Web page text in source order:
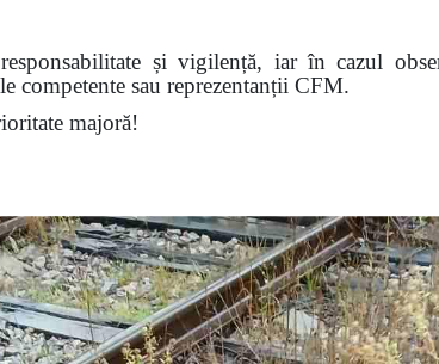
și vigilență, iar în cazul
competente sau reprezentanții CFM.
majoră!